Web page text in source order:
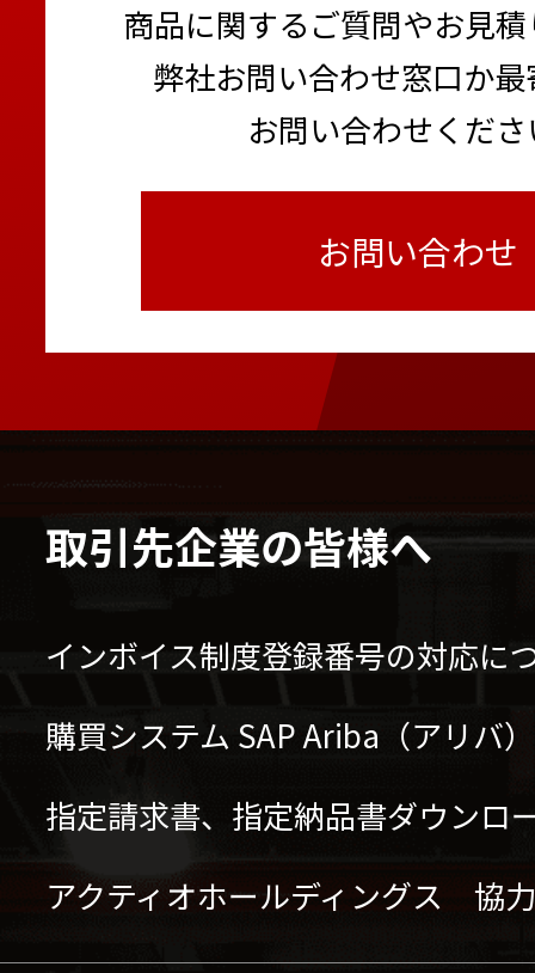
商品に関するご質問やお見
弊社お問い合わせ窓口か
お問い合わせくだ
お問い合わせ
取引先企業の皆様へ
インボイス制度登録番号の対応に
購買システム SAP Ariba（アリバ
指定請求書、指定納品書ダウンロ
アクティオホールディングス 協